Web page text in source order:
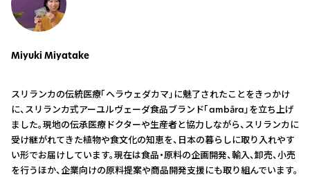
Miyuki Miyatake
スリランカの伝統医療「ヘラウェダカマ」に魅了されたことをきっかけ
に、スリランカ式アーユルヴェーダ食品ブランド「ambāra」を立ち上げ
ました。現地の伝承医療ドクターや生産者と協力しながら、スリランカに
受け継がれてきた植物や食文化の知恵を、日本の暮らしに取り入れやす
い形でお届けしています。現在は食品・原料の企画開発、輸入、卸売、小売
を行うほか、企業向けの原料提案や商品開発支援にも取り組んでいます。